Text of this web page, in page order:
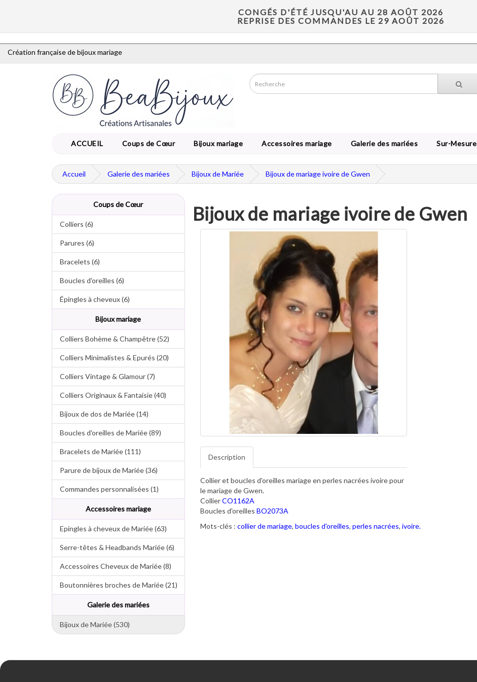
CONGÉS D'ÉTÉ JUSQU'AU AU 28 AOÛT 2026
REPRISE DES COMMANDES LE 29 AOÛT 2026
Création française de bijoux mariage
ACCUEIL Coups de Cœur Bijoux mariage Accessoires mariage Galerie des mariées Sur-Mesure
Accueil Galerie des mariées Bijoux de Mariée Bijoux de mariage ivoire de Gwen
Coups de Cœur
Colliers (6)
Parures (6)
Bracelets (6)
Boucles d'oreilles (6)
Épingles à cheveux (6)
Bijoux mariage
Colliers Bohème & Champêtre (52)
Colliers Minimalistes & Epurés (20)
Colliers Vintage & Glamour (7)
Colliers Originaux & Fantaisie (40)
Bijoux de dos de Mariée (14)
Boucles d'oreilles de Mariée (89)
Bracelets de Mariée (111)
Parure de bijoux de Mariée (36)
Commandes personnalisées (1)
Accessoires mariage
Epingles à cheveux de Mariée (63)
Serre-têtes & Headbands Mariée (6)
Accessoires Cheveux de Mariée (8)
Boutonnières broches de Mariée (21)
Galerie des mariées
Bijoux de Mariée (530)
Bijoux de mariage ivoire de Gwen
Description
Collier et boucles d'oreilles mariage en perles nacrées ivoire pour
le mariage de Gwen.
CollierCO1162A
Boucles d'oreilles BO2073A
Mots-clés : collier de mariage, boucles d'oreilles, perles nacrées, ivoire.